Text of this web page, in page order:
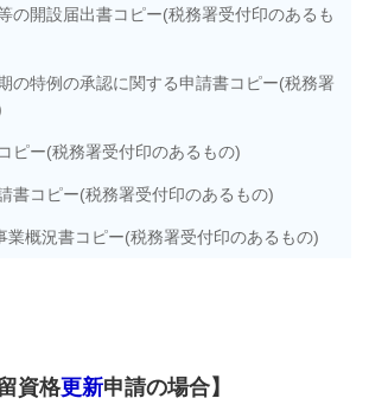
の開設届出書コピー(税務署受付印のあるも
の特例の承認に関する申請書コピー(税務署
ピー(税務署受付印のあるもの)
書コピー(税務署受付印のあるもの)
業概況書コピー(税務署受付印のあるもの)
資格更新申請の場合】